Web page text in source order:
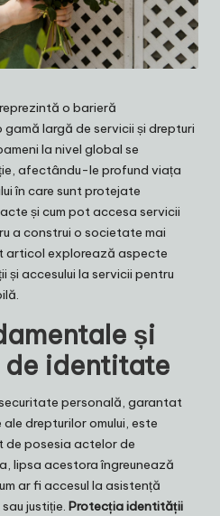
o barieră
largă de servicii și drepturi
la nivel global se
afectându-le profund viața
în care sunt protejate
și cum pot accesa servicii
a construi o societate mai
articol explorează aspecte
și accesului la servicii pentru
și
identitate
personală, garantat
drepturilor omului, este
de posesia actelor de
lipsa acestora îngreunează
ar fi accesul la asistență
justiție. Protecția identității